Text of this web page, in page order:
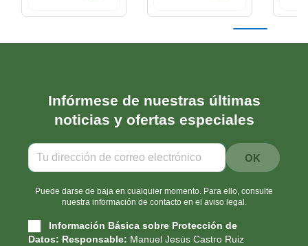
Infórmese de nuestras últimas
noticias y ofertas especiales
Puede darse de baja en cualquier momento. Para ello, consulte
nuestra información de contacto en el aviso legal.
Información Básica sobre Protección de
Datos: Responsable: Manuel Jesús Castro Ruiz